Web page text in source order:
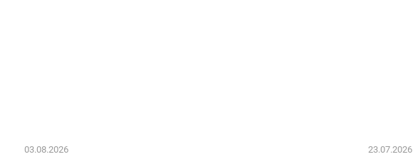
03.08.2026 23.07.2026